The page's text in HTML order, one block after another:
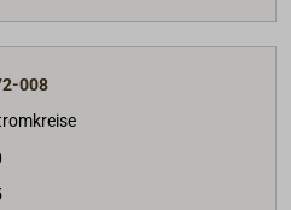
008